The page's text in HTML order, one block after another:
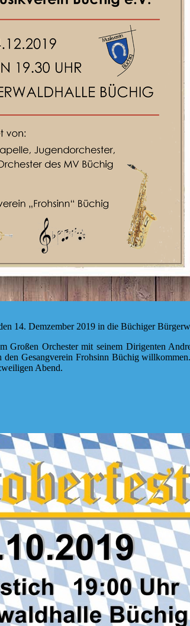
14. Demzember 2019 in die Büchiger
Großen Orchester mit seinem Dirigenten
Gesangverein Frohsinn Büchig
Abend.